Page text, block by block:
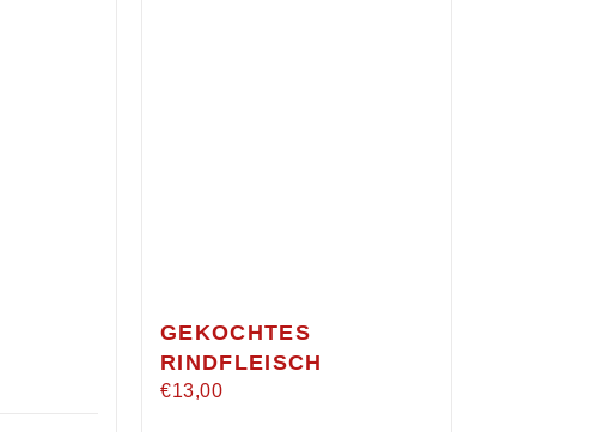
GEKOCHTES
RINDFLEISCH
€13,00